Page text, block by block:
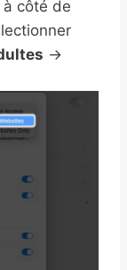
côté de
→